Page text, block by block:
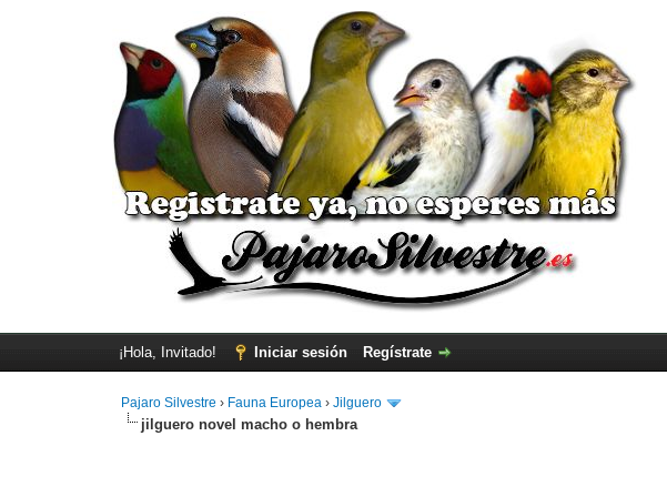
¡Hola, Invitado! Iniciar sesión Regístrate
Pajaro Silvestre › Fauna Europea ›Jilguero
jilguero novel macho o hembra